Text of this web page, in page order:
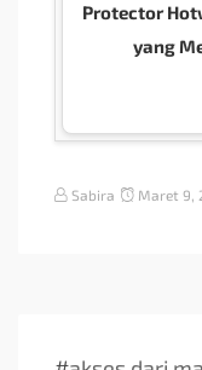
Protector
yang
Sabira Maret 9,